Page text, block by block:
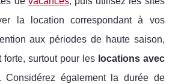
la location correspondant à vos
aux périodes de haute saison,
surtout pour les locations avec
Considérez également la durée de